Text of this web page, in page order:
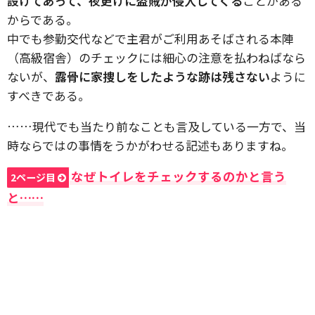
からである。
中でも参勤交代などで主君がご利用あそばされる本陣
（高級宿舎）のチェックには細心の注意を払わねばなら
ないが、 露骨に家捜しをしたような跡は残さないように
すべきである。
……現代でも当たり前なことも言及している一方で、当
時ならではの事情をうかがわせる記述もありますね。
2ページ目
なぜトイレをチェックするのかと言う
と……